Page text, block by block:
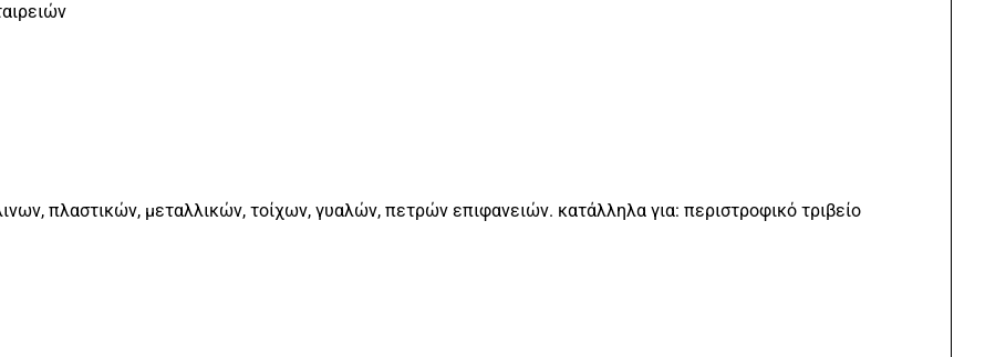
πλαστικών, μεταλλικών, τοίχων, γυαλών, πετρών επιφανειών. κατάλληλα για: περιστροφικό τριβείο